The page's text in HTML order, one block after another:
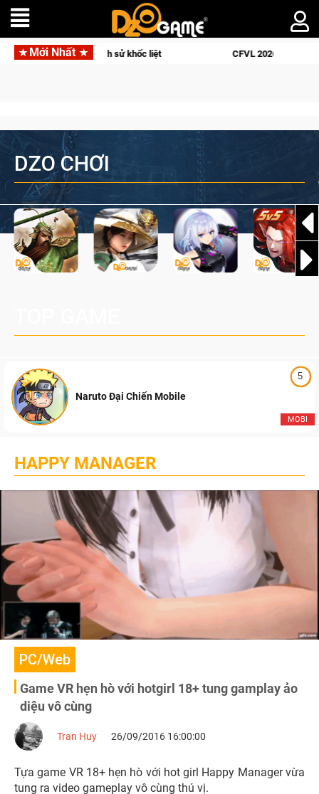
Mới Nhất
các chiến dịch lịch sử khốc liệt CFVL 2026 Mùa 2 khép lại
DZO CHƠI
5
MOBI
Naruto Đại Chiến Mobile
HAPPY MANAGER
PC/Web
Game VR hẹn hò với hotgirl 18+ tung gamplay ảo
diệu vô cùng
Tran Huy 26/09/2016 16:00:00
Tựa game VR 18+ hẹn hò với hot girl Happy Manager vừa
tung ra video gameplay vô cùng thú vị.